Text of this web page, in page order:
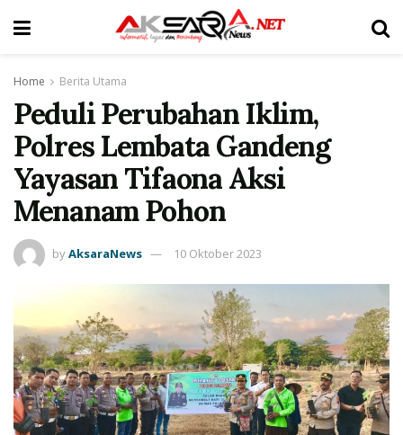
Home Berita Utama
Peduli Perubahan Iklim,
Polres Lembata Gandeng
Yayasan Tifaona Aksi
Menanam Pohon
byAksaraNews 10 Oktober 2023